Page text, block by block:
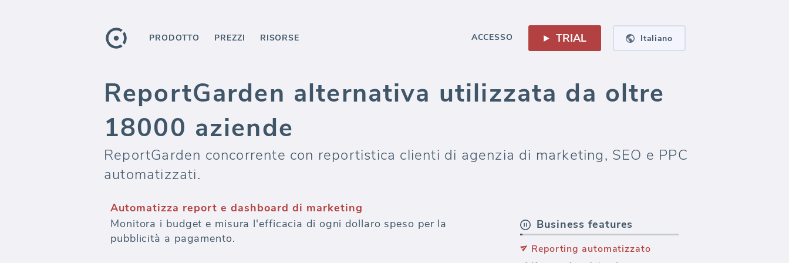
PRODOTTO PREZZI RISORSE ACCESSO TRIAL Italiano
ReportGarden alternativa utilizzata da oltre
18000 aziende
ReportGarden concorrente con reportistica clienti di agenzia di marketing, SEO e PPC
automatizzati.
Automatizza report e dashboard di marketing
Monitora i budget e misura l'efficacia di ogni dollaro speso per la
pubblicità a pagamento.
Business features
Reporting automatizzato